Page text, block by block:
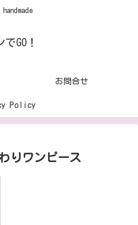
GO！
お問合せ
Policy
りワンピース